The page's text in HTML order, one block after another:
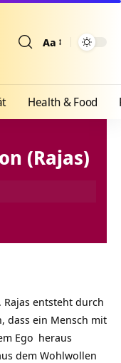
Aa
Health & Food
Blog>Health & Food>Ayurveda
(Rajas)
entsteht durch
dass ein Mensch mit
Ego heraus
dem Wohlwollen